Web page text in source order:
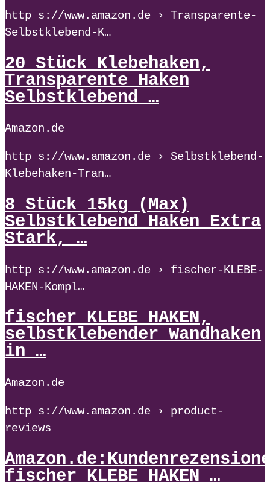
http s://www.amazon.de › Transparente-
Selbstklebend-K…
20 Stück Klebehaken,
Transparente Haken
Selbstklebend …
Amazon.de
http s://www.amazon.de › Selbstklebend-
Klebehaken-Tran…
8 Stück 15kg (Max)
Selbstklebend Haken Extra
Stark, …
http s://www.amazon.de › fischer-KLEBE-
HAKEN-Kompl…
fischer KLEBE HAKEN,
selbstklebender Wandhaken
in …
Amazon.de
http s://www.amazon.de › product-
reviews
fischer KLEBE HAKEN …